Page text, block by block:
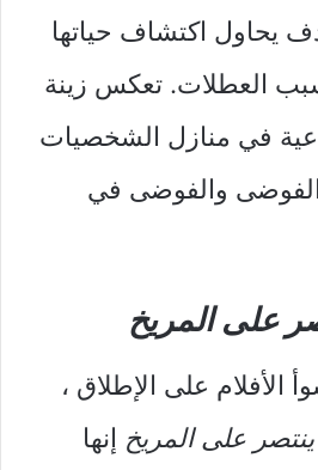
يحاول اكتشاف حياتها
العطلات. تعكس زينة
في منازل الشخصيات
الفوضى والفوضى في
على المريخ
الأفلام على الإطلاق ،
ينتصر على المريخ إنها